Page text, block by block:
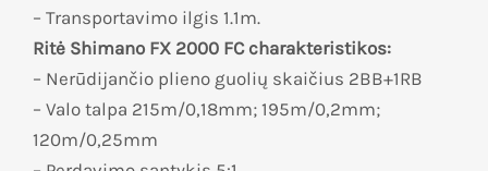
– Transportavimo ilgis 1.1m.
Ritė Shimano FX 2000 FC charakteristikos:
– Nerūdijančio plieno guolių skaičius 2BB+1RB
– Valo talpa 215m/0,18mm; 195m/0,2mm;
120m/0,25mm